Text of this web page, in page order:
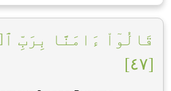
قَالُوٓاْ ءَامَنَّا بِرَبِّ
[٤٧]